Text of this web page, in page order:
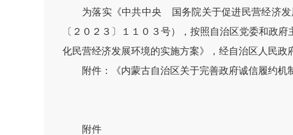
为落实《中共中央 国务院关于促进民营经济
〔２０２３〕１１０３号），按照自治区党委和政
化民营经济发展环境的实施方案》，经自治区人民政
附件：《内蒙古自治区关于完善政府诚信履约机
附件